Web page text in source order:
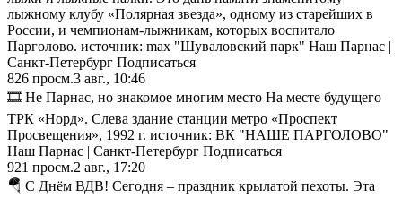
лыжному клубу «Полярная звезда», одному из старейших в
России, и чемпионам-лыжникам, которых воспитало
Парголово. источник: max "Шуваловский парк" Наш Парнас |
Санкт-Петербург Подписаться
826 просм.3 авг., 10:46
🎞 Не Парнас, но знакомое многим место На месте будущего
ТРК «Норд». Слева здание станции метро «Проспект
Просвещения», 1992 г. источник: ВК "НАШЕ ПАРГОЛОВО"
Наш Парнас | Санкт-Петербург Подписаться
921 просм.2 авг., 17:20
🪂 С Днём ВДВ! Сегодня – праздник крылатой пехоты. Эта